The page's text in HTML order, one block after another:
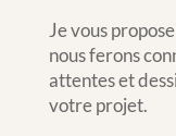
Je vous
nous ferons
attentes et
votre projet.